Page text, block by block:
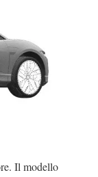
Il modello